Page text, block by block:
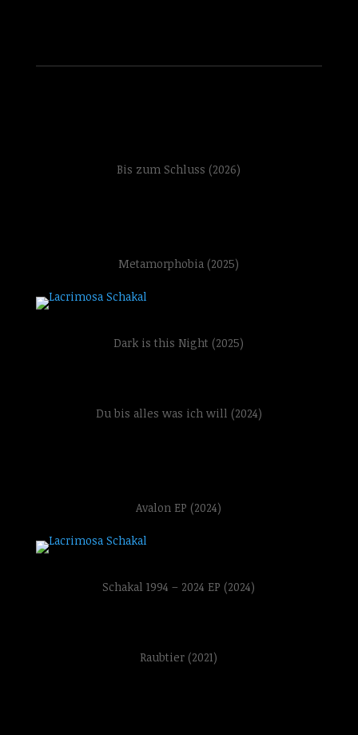
Bis zum Schluss (2026)
Metamorphobia (2025)
Dark is this Night (2025)
Du bis alles was ich will (2024)
Avalon EP (2024)
Schakal 1994 – 2024 EP (2024)
Raubtier (2021)